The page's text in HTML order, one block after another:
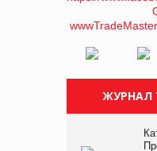
ЖУРНАЛ